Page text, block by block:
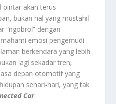
akan terus
bukan hal yang mustahil
“ngobrol” dengan
emosi pengemudi
berkendara yang lebih
lagi sekadar tren,
depan otomotif yang
sehari-hari, yang tak
Car.